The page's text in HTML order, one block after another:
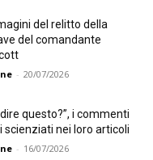
del relitto della
del comandante
- 20/07/2026
questo?”, i commenti
scienziati nei loro articoli
- 16/07/2026